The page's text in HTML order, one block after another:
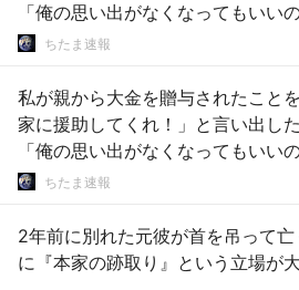
「俺の思い出がなくなってもいい
ちたま速報
私が親から大金を贈与されたこと
家に援助してくれ！」と言い出し
「俺の思い出がなくなってもいい
ちたま速報
2年前に別れた元彼が首を吊って
に『本家の跡取り』という立場が